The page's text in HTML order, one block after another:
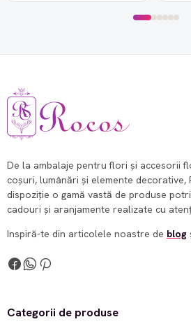
De la ambalaje pentru flori și accesorii
coșuri, lumânări și elemente decorative,
dispoziție o gamă vastă de produse
cadouri și aranjamente realizate cu
Inspiră-te din articolele noastre de blog
Categorii de produse